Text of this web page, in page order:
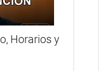
Horarios y